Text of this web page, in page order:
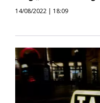
14/08/2022 | 18:09